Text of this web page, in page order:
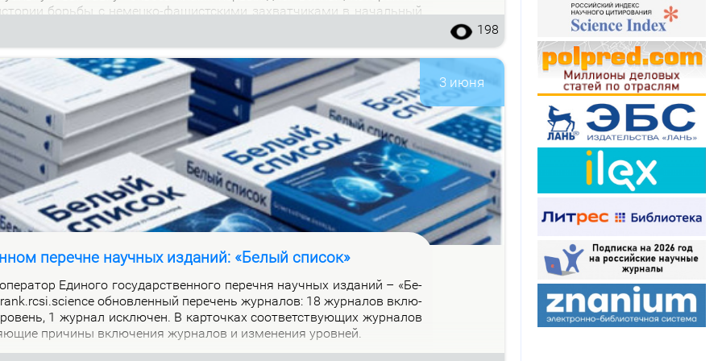
борь­бы с немец­ко-фа­шист­ски­ми за­хват­чи­ка­ми в на­чаль­ный
198
3 июня
перечне научных изданий: «Белый список»
Еди­но­го го­судар­ствен­но­го пе­реч­ня на­уч­ных из­да­ний – «Бе­
об­нов­лен­ный пе­ре­чень жур­на­лов: 18 жур­на­лов вклю­
1 жур­нал ис­клю­чен. В кар­точ­ках со­от­вет­ству­ю­щих жур­на­лов
при­чи­ны вклю­че­ния жур­на­лов и из­ме­не­ния уров­ней.